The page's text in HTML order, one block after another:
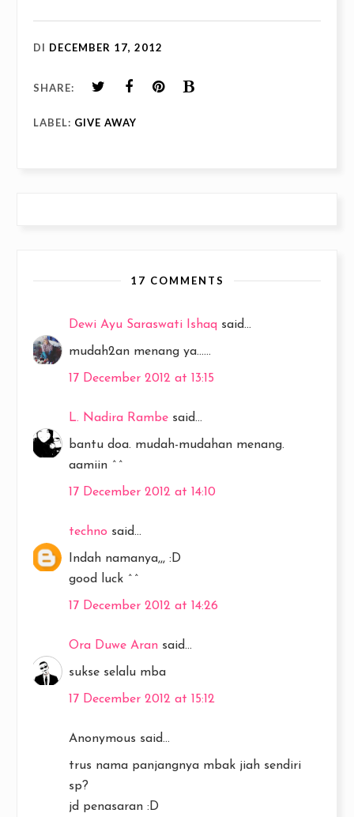
DI DECEMBER 17, 2012
SHARE:
LABEL: GIVE AWAY
17 COMMENTS
Dewi Ayu Saraswati Ishaq said...
mudah2an menang ya......
17 December 2012 at 13:15
L. Nadira Rambe said...
bantu doa. mudah-mudahan menang.
aamiin ^^
17 December 2012 at 14:10
techno said...
Indah namanya,,, :D
good luck ^^
17 December 2012 at 14:26
Ora Duwe Aran said...
sukse selalu mba
17 December 2012 at 15:12
Anonymous said...
trus nama panjangnya mbak jiah sendiri
sp?
jd penasaran :D